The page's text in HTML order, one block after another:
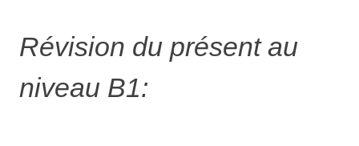
Révision du présent au
niveau B1: